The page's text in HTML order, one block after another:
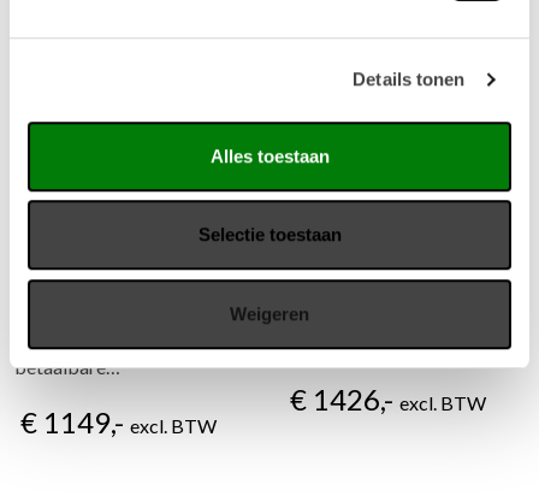
Details tonen
Alles toestaan
Selectie toestaan
Weigeren
Duo werkplek Ive zit/sta met
betaalbare…
€ 1149,- excl. BTW
Office Table, is de perfecte
oplossing wanneer je
definitief blijft…
€ 1426,- excl. BTW